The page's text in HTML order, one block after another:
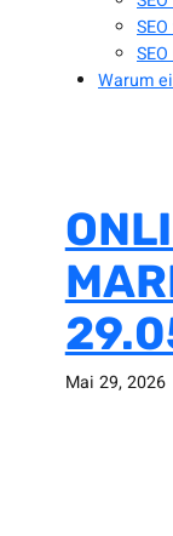
Warum
Mai 29, 2026